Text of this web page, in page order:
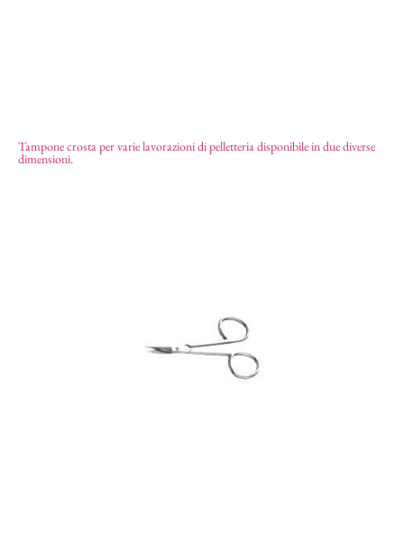
Tampone crosta
Tampone crosta per varie lavorazioni di pelletteria disponibile in due diverse
dimensioni.